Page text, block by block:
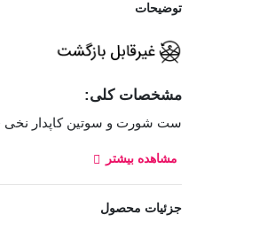
توضیحات
مشخصات کلی:
ست شورت و سوتین کاپدار نخی فنردار آنیت کد 2025، دارای کاپ نازک اسفنجی بوده و جنس پارچه سوتین نخی و
بند سوتین قابل تنظیم و غیر
قزن سوتین: سه ردیف دو
مشاهده بیشتر
جزئیات محصول